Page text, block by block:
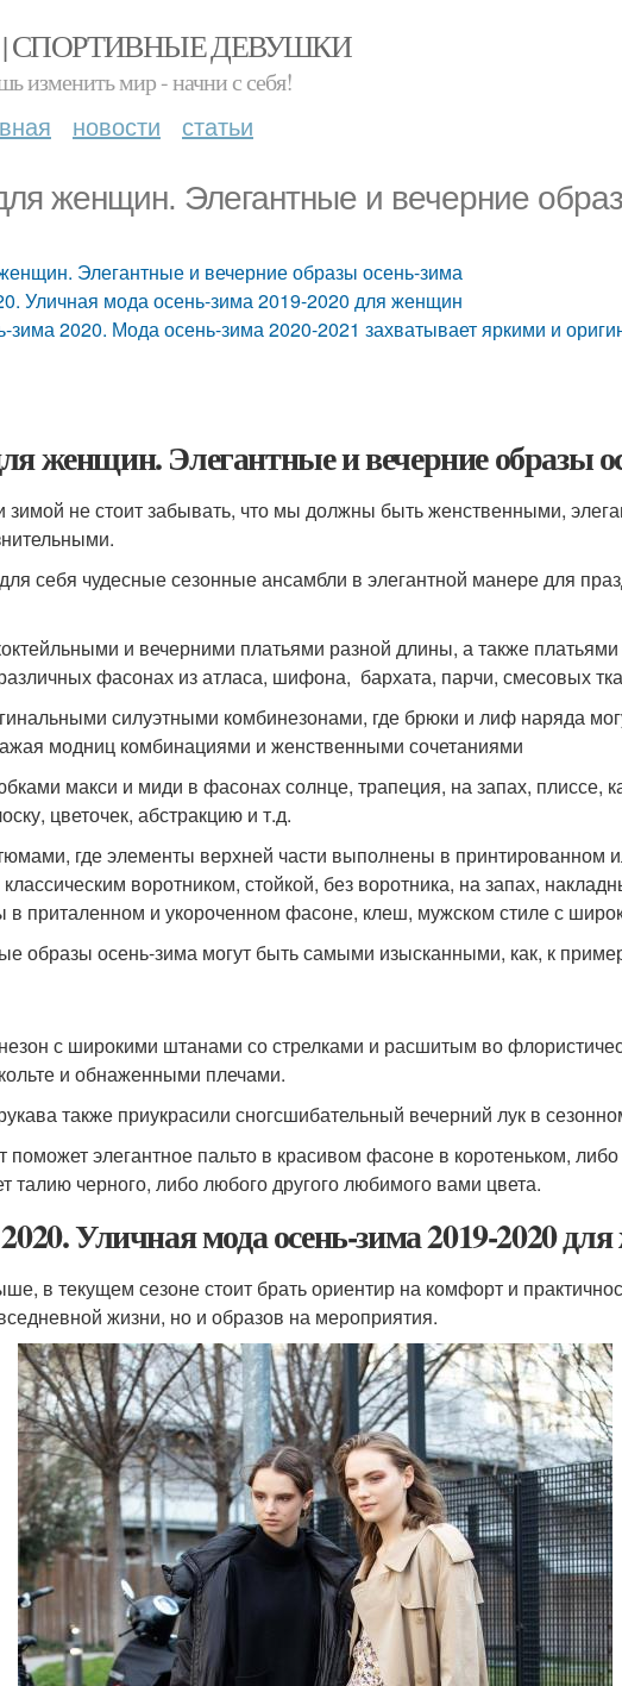
| СПОРТИВНЫЕ ДЕВУШКИ
изменить мир - начни с себя!
новости статьи
женщин. Элегантные и вечерние
Элегантные и вечерние образы осень-зима
Уличная мода осень-зима 2019-2020 для женщин
зима 2020. Мода осень-зима 2020-2021 захватывает яркими и
женщин. Элегантные и вечерние образы
зимой не стоит забывать, что мы должны быть женственными,
себя чудесные сезонные ансамбли в элегантной манере для
и вечерними платьями разной длины, а также платьями
фасонах из атласа, шифона, бархата, парчи, смесовых
силуэтными комбинезонами, где брюки и лиф наряда
модниц комбинациями и женственными сочетаниями
макси и миди в фасонах солнце, трапеция, на запах, плиссе,
цветочек, абстракцию и т.д.
где элементы верхней части выполнены в принтированном
воротником, стойкой, без воротника, на запах,
в приталенном и укороченном фасоне, клеш, мужском стиле с
образы осень-зима могут быть самыми изысканными, как, к
с широкими штанами со стрелками и расшитым во
и обнаженными плечами.
также приукрасили сногсшибательный вечерний лук в
поможет элегантное пальто в красивом фасоне в коротеньком,
талию черного, либо любого другого любимого вами цвета.
Уличная мода осень-зима 2019-2020
в текущем сезоне стоит брать ориентир на комфорт и
жизни, но и образов на мероприятия.